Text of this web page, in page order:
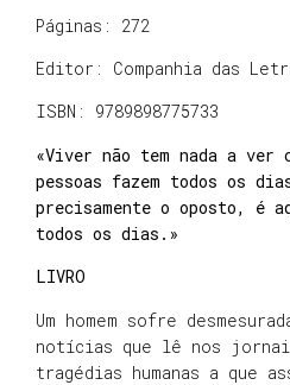
Páginas: 272
Editor: Companhia das
ISBN: 9789898775733
«Viver não tem nada a ver
pessoas fazem todos os
precisamente o oposto, é
todos os dias.»
LIVRO
Um homem sofre
notícias que lê nos
tragédias humanas a que